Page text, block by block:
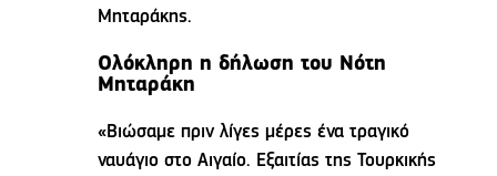
Μηταράκης.
Ολόκληρη η δήλωση του Νότη
Μηταράκη
«Βιώσαμε πριν λίγες μέρες ένα τραγικό
ναυάγιο στο Αιγαίο. Εξαιτίας της Τουρκικής